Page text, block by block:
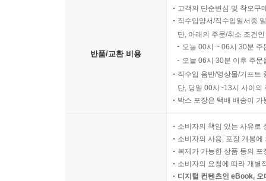
반품/교환 비용
고객의 단순변심 및 착오구
직수입양서/직수입일서중
단, 아래의 주문/취소 조건
오늘 00시 ~ 06시 30분
오늘 06시 30분 이후 주
직수입 음반/영상물/기프트
단, 당일 00시~13시 사이의
박스 포장은 택배 배송이
소비자의 책임 있는 사유로
소비자의 사용, 포장 개봉
복제가 가능한 상품 등의
소비자의 요청에 따라 개별
디지털 컨텐츠인 eBook,